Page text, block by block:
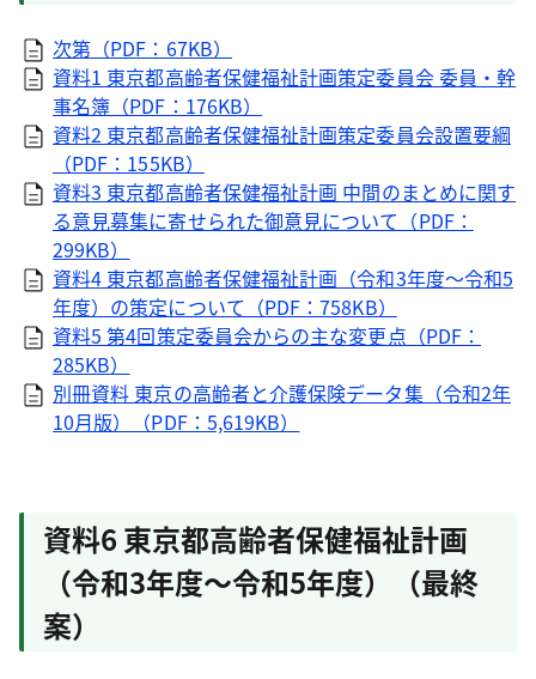
次第（PDF：67KB）
資料1 東京都高齢者保健福祉計画策定委員会 委員・幹
事名簿（PDF：176KB）
資料2 東京都高齢者保健福祉計画策定委員会設置要綱
（PDF：155KB）
資料3 東京都高齢者保健福祉計画 中間のまとめに関す
る意見募集に寄せられた御意見について（PDF：
299KB）
資料4 東京都高齢者保健福祉計画（令和3年度～令和5
年度）の策定について（PDF：758KB）
資料5 第4回策定委員会からの主な変更点（PDF：
285KB）
別冊資料 東京の高齢者と介護保険データ集（令和2年
10月版）（PDF：5,619KB）
資料6 東京都高齢者保健福祉計画
（令和3年度～令和5年度）（最終
案）